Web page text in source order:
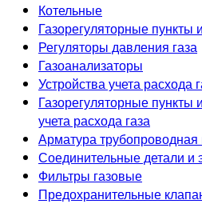
Котельные
Газорегуляторные пункты
Регуляторы давления газа
Газоанализаторы
Устройства учета расхода
Газорегуляторные пункты
учета расхода газа
Арматура
Соединительные детали и
Фильтры газовые
Предохранительные